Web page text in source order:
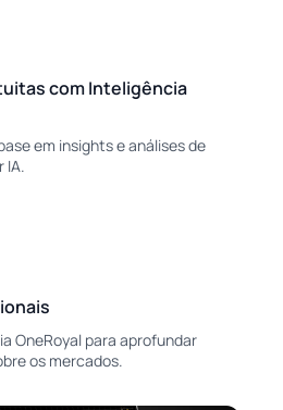
com Inteligência
em insights e análises de
IA.
OneRoyal para aprofundar
os mercados.